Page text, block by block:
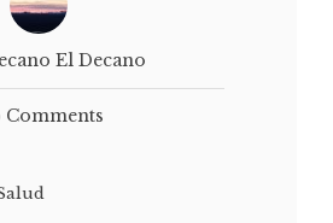
El Decano
Comments